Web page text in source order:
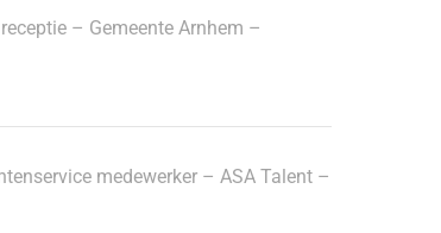
– Gemeente Arnhem –
medewerker – ASA Talent –